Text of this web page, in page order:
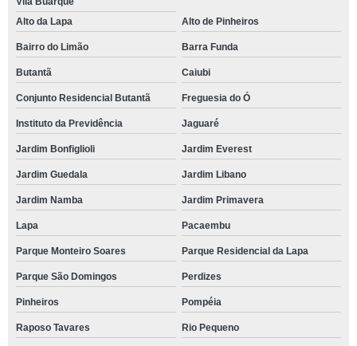
Alto da Lapa
Alto de Pinheiros
Bairro do Limão Barra Funda
Butantã Caiubi
Conjunto Residencial Butantã Freguesia do Ó
Instituto da Previdência Jaguaré
Jardim Bonfiglioli Jardim Everest
Jardim Guedala Jardim Libano
Jardim Namba Jardim Primavera
Lapa Pacaembu
Parque Monteiro Soares Parque Residencial da Lapa
Parque São Domingos Perdizes
Pinheiros Pompéia
Raposo Tavares Rio Pequeno